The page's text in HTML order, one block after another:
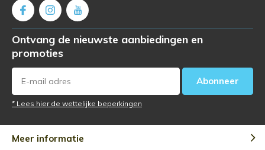
Ontvang de nieuwste aanbiedingen en
promoties
Abonneer
* Lees hier de wettelijke beperkingen
Meer informatie